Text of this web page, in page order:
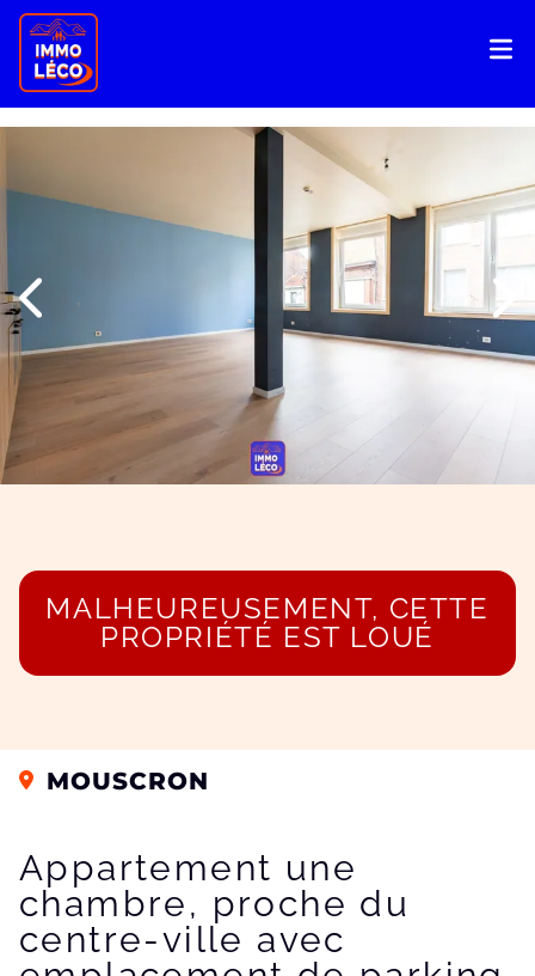
MALHEUREUSEMENT, CETTE
PROPRIÉTÉ EST LOUÉ
MOUSCRON
Appartement une
chambre, proche du
centre-ville avec